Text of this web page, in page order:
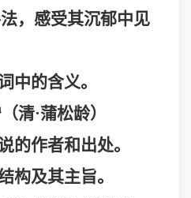
，感受其沉郁中见
中的含义。
（清·蒲松龄）
的作者和出处。
构及其主旨。